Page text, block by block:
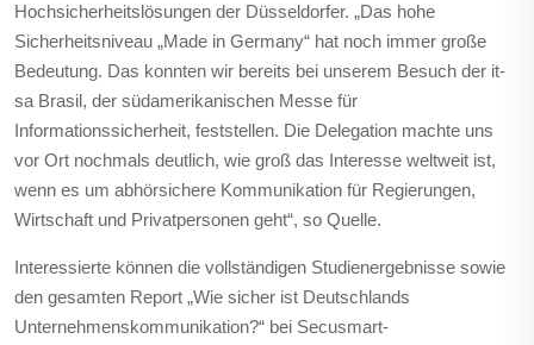
Hochsicherheitslösungen der Düsseldorfer. „Das hohe
Sicherheitsniveau „Made in Germany“ hat noch immer große
Bedeutung. Das konnten wir bereits bei unserem Besuch der it-
sa Brasil, der südamerikanischen Messe für
Informationssicherheit, feststellen. Die Delegation machte uns
vor Ort nochmals deutlich, wie groß das Interesse weltweit ist,
wenn es um abhörsichere Kommunikation für Regierungen,
Wirtschaft und Privatpersonen geht“, so Quelle.
Interessierte können die vollständigen Studienergebnisse sowie
den gesamten Report „Wie sicher ist Deutschlands
Unternehmenskommunikation?“ bei Secusmart-